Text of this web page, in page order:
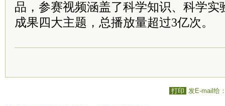
品，参赛视频涵盖了科学知识、科学实
成果四大主题，总播放量超过3亿次。
打印 发E-mail给